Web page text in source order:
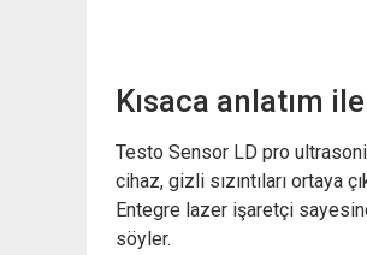
Kısaca anlatım
Testo Sensor LD pro
cihaz, gizli sızıntıları ortaya
Entegre lazer işaretçi
söyler.